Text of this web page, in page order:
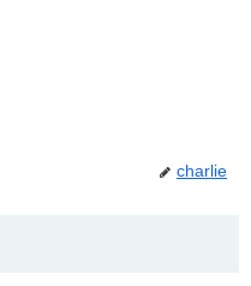
charlie